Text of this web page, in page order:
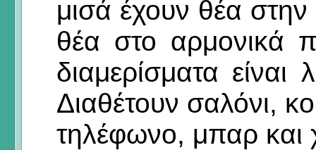
μισά έχουν θέα
θέα στο αρμονικά
διαμερίσματα είναι
Διαθέτουν σαλόνι,
τηλέφωνο, μπαρ και